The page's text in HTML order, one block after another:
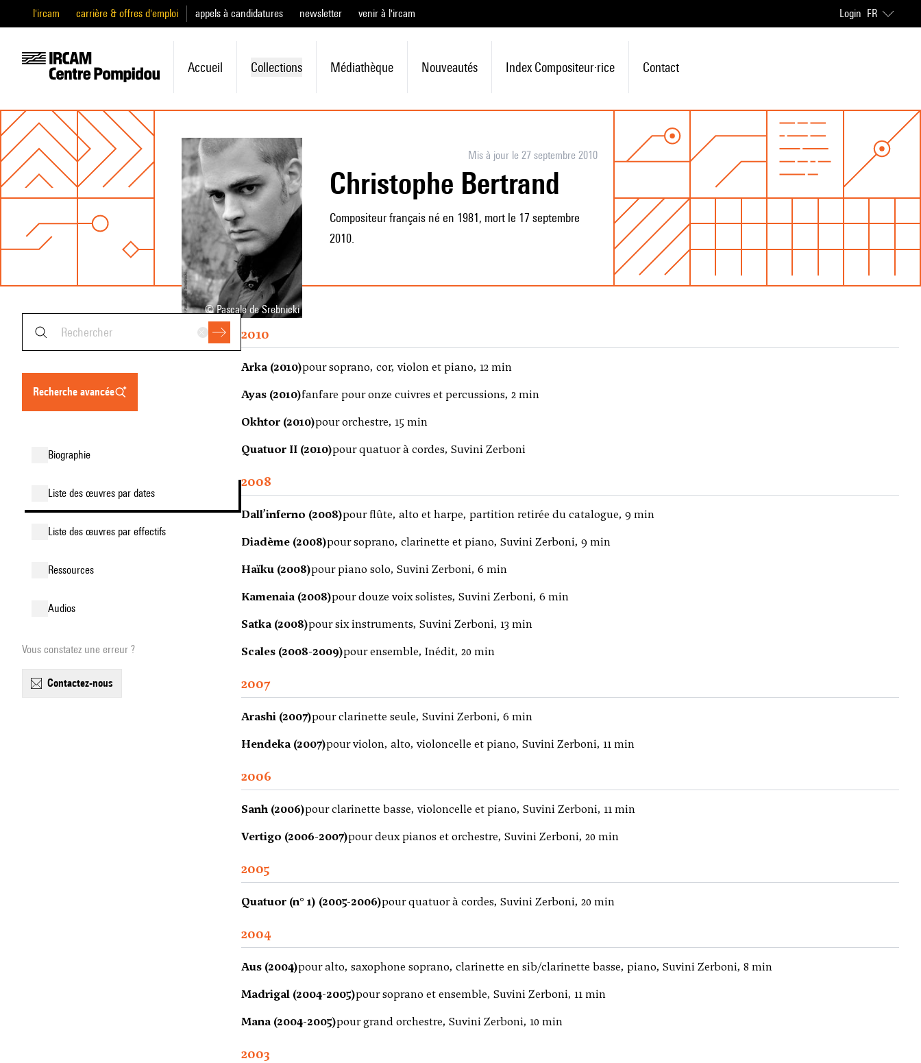
l'ircam carrière & offres d'emploi appels à candidatures newsletter venir à l'ircam Login FR
Accueil Collections Médiathèque Nouveautés Index Compositeur·rice Contact
© Pascale de Srebnicki
Mis à jour le 27 septembre 2010
Christophe Bertrand
Compositeur français né en 1981, mort le 17 septembre
2010.
recherche avancée
biographie
liste des œuvres par dates
liste des œuvres par effectifs
ressources
audios
Vous constatez une erreur ?
contactez-nous
2010
Arka (2010)pour soprano, cor, violon et piano, 12 min
Ayas (2010)fanfare pour onze cuivres et percussions, 2 min
Okhtor (2010)pour orchestre, 15 min
Quatuor II (2010)pour quatuor à cordes, Suvini Zerboni
2008
Dall’inferno (2008)pour flûte, alto et harpe, partition retirée du catalogue, 9 min
Diadème (2008)pour soprano, clarinette et piano, Suvini Zerboni, 9 min
Haïku (2008)pour piano solo, Suvini Zerboni, 6 min
Kamenaia (2008)pour douze voix solistes, Suvini Zerboni, 6 min
Satka (2008)pour six instruments, Suvini Zerboni, 13 min
Scales (2008-2009)pour ensemble, Inédit, 20 min
2007
Arashi (2007)pour clarinette seule, Suvini Zerboni, 6 min
Hendeka (2007)pour violon, alto, violoncelle et piano, Suvini Zerboni, 11 min
2006
Sanh (2006)pour clarinette basse, violoncelle et piano, Suvini Zerboni, 11 min
Vertigo (2006-2007)pour deux pianos et orchestre, Suvini Zerboni, 20 min
2005
Quatuor (n° 1) (2005-2006)pour quatuor à cordes, Suvini Zerboni, 20 min
2004
Aus (2004)pour alto, saxophone soprano, clarinette en sib/clarinette basse, piano, Suvini Zerboni, 8 min
Madrigal (2004-2005)pour soprano et ensemble, Suvini Zerboni, 11 min
Mana (2004-2005)pour grand orchestre, Suvini Zerboni, 10 min
2003